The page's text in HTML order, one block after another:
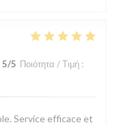
5/5 Ποιότητα / Τιμή :
Service efficace et